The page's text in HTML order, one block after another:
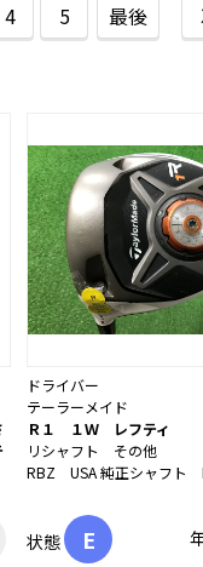
4 5 最後
ドライバー
テーラーメイド
Ｒ１ １Ｗ レフティ
リシャフト その他
RBZ USA 純正シャフト
状態 E